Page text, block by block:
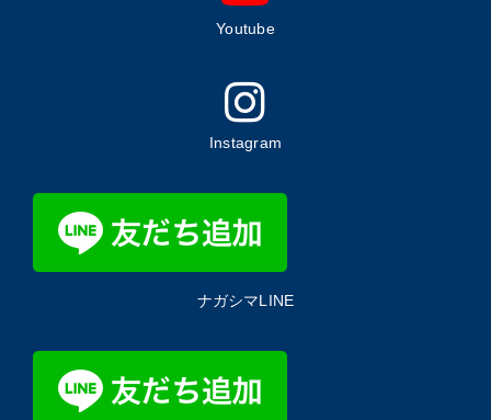
Youtube
Instagram
ナガシマLINE